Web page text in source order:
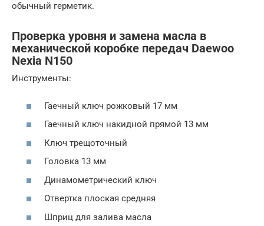
обычный герметик.
Проверка уровня и замена масла в
механической коробке передач Daewoo
Nexia N150
Инструменты:
Гаечный ключ рожковый 17 мм
Гаечный ключ накидной прямой 13 мм
Ключ трещоточный
Головка 13 мм
Динамометрический ключ
Отвертка плоская средняя
Шприц для залива масла